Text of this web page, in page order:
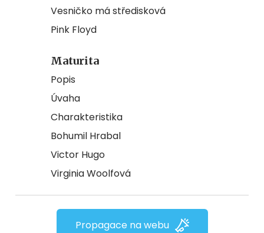
Vesničko má středisková
Pink Floyd
Maturita
Popis
Úvaha
Charakteristika
Bohumil Hrabal
Victor Hugo
Virginia Woolfová
Propagace na webu